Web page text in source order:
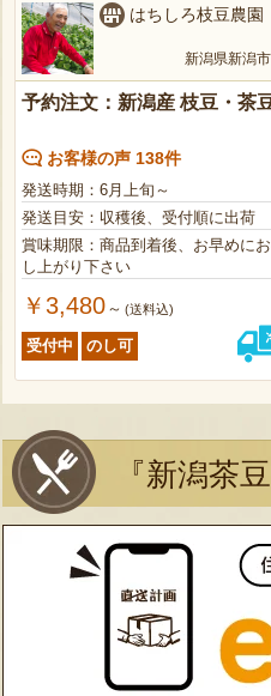
はちしろ枝豆農園
新潟県新潟
予約注文：新潟産 枝豆・茶
お客様の声 138件
発送時期：6月上旬～
発送目安：収穫後、受付順に出荷
賞味期限：商品到着後、お早めに
し上がり下さい
￥3,480 ～ (送料込)
受付中 のし可
『新潟茶
新潟の夏と言えば大阪屋の流
れ梅！国産の梅果汁とくずき
り風のゼリーの相性が抜群。
爽やかな甘みとツルッとした
食感は一度食べたらクセにな
るはず！お中元にも喜ばれる
魚
評
の
す！